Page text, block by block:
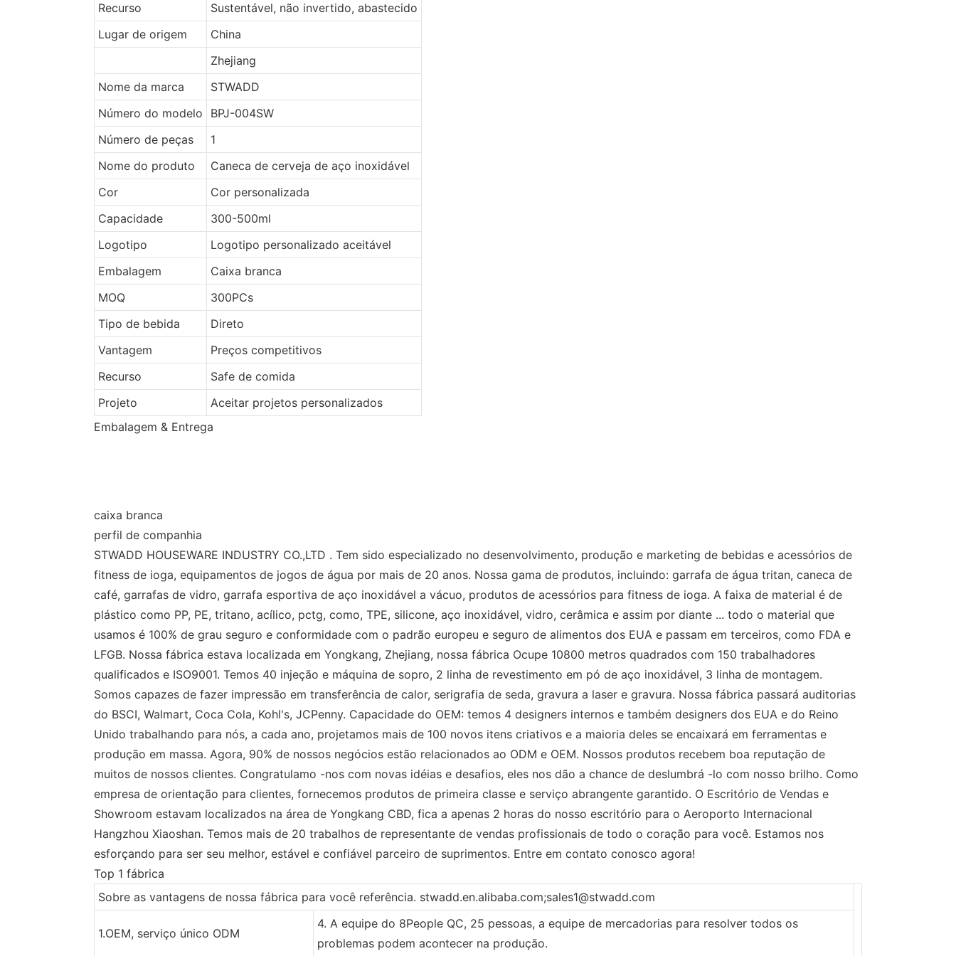
Recurso
Sustentável, não invertido, abastecido
Lugar de origem
China
Zhejiang
Nome da marca
STWADD
Número do modelo
BPJ-004SW
Número de peças
1
Nome do produto
Caneca de cerveja de aço inoxidável
Cor
Cor personalizada
Capacidade
300-500ml
Logotipo
Logotipo personalizado aceitável
Embalagem
Caixa branca
MOQ
300PCs
Tipo de bebida
Direto
Vantagem
Preços competitivos
Recurso
Safe de comida
Projeto
Aceitar projetos personalizados
Embalagem & Entrega
caixa branca
perfil de companhia
STWADD HOUSEWARE INDUSTRY CO.,LTD . Tem sido especializado no desenvolvimento, produção e marketing de bebidas e acessórios de
fitness de ioga, equipamentos de jogos de água por mais de 20 anos. Nossa gama de produtos, incluindo: garrafa de água tritan, caneca de
café, garrafas de vidro, garrafa esportiva de aço inoxidável a vácuo, produtos de acessórios para fitness de ioga. A faixa de material é de
plástico como PP, PE, tritano, acílico, pctg, como, TPE, silicone, aço inoxidável, vidro, cerâmica e assim por diante ... todo o material que
usamos é 100% de grau seguro e conformidade com o padrão europeu e seguro de alimentos dos EUA e passam em terceiros, como FDA e
LFGB. Nossa fábrica estava localizada em Yongkang, Zhejiang, nossa fábrica Ocupe 10800 metros quadrados com 150 trabalhadores
qualificados e ISO9001. Temos 40 injeção e máquina de sopro, 2 linha de revestimento em pó de aço inoxidável, 3 linha de montagem.
Somos capazes de fazer impressão em transferência de calor, serigrafia de seda, gravura a laser e gravura. Nossa fábrica passará auditorias
do BSCI, Walmart, Coca Cola, Kohl's, JCPenny. Capacidade do OEM: temos 4 designers internos e também designers dos EUA e do Reino
Unido trabalhando para nós, a cada ano, projetamos mais de 100 novos itens criativos e a maioria deles se encaixará em ferramentas e
produção em massa. Agora, 90% de nossos negócios estão relacionados ao ODM e OEM. Nossos produtos recebem boa reputação de
muitos de nossos clientes. Congratulamo -nos com novas idéias e desafios, eles nos dão a chance de deslumbrá -lo com nosso brilho. Como
empresa de orientação para clientes, fornecemos produtos de primeira classe e serviço abrangente garantido. O Escritório de Vendas e
Showroom estavam localizados na área de Yongkang CBD, fica a apenas 2 horas do nosso escritório para o Aeroporto Internacional
Hangzhou Xiaoshan. Temos mais de 20 trabalhos de representante de vendas profissionais de todo o coração para você. Estamos nos
esforçando para ser seu melhor, estável e confiável parceiro de suprimentos. Entre em contato conosco agora!
Top 1 fábrica
Sobre as vantagens de nossa fábrica para você referência. stwadd.en.alibaba.com;sales1@stwadd.com
1.OEM, serviço único ODM
4. A equipe do 8People QC, 25 pessoas, a equipe de mercadorias para resolver todos os
problemas podem acontecer na produção.